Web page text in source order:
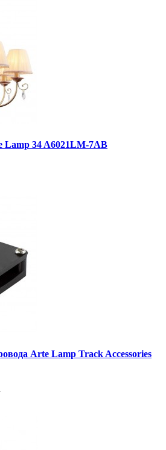
Lamp 34 A6021LM-7AB
Arte Lamp Track Accessories